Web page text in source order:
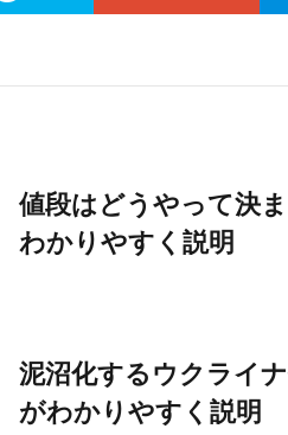
値段はどうやって決
わかりやすく説明
泥沼化するウクラ
がわかりやすく説明